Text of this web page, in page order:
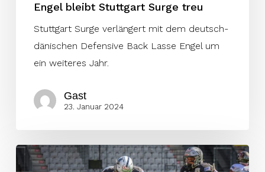
Engel bleibt Stuttgart Surge treu
Stuttgart Surge verlängert mit dem deutsch-
dänischen Defensive Back Lasse Engel um
ein weiteres Jahr.
Gast
23. Januar 2024
KW52: